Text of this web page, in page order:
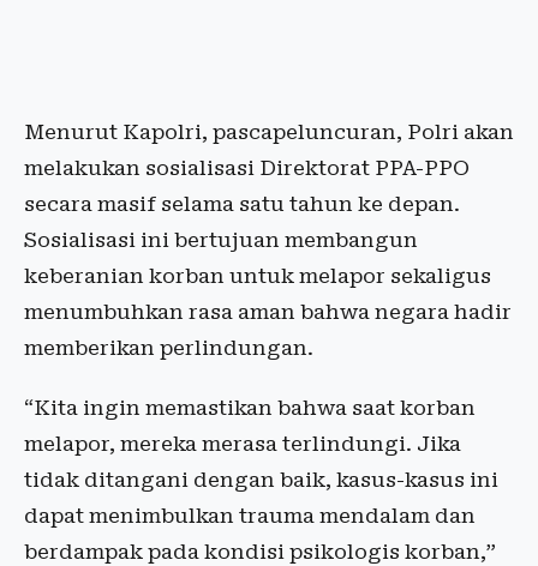
Menurut Kapolri, pascapeluncuran, Polri akan
melakukan sosialisasi Direktorat PPA-PPO
secara masif selama satu tahun ke depan.
Sosialisasi ini bertujuan membangun
keberanian korban untuk melapor sekaligus
menumbuhkan rasa aman bahwa negara hadir
memberikan perlindungan.
“Kita ingin memastikan bahwa saat korban
melapor, mereka merasa terlindungi. Jika
tidak ditangani dengan baik, kasus-kasus ini
dapat menimbulkan trauma mendalam dan
berdampak pada kondisi psikologis korban,”